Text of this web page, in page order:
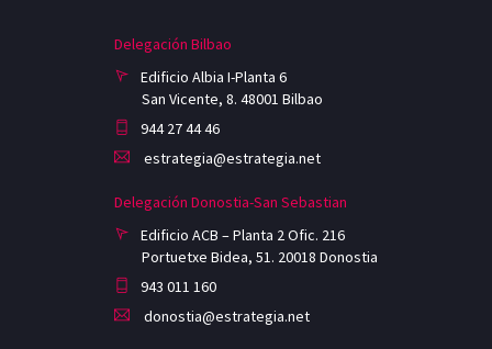
Delegación Bilbao
Edificio Albia I-Planta 6
San Vicente, 8. 48001 Bilbao
944 27 44 46
estrategia@estrategia.net
Delegación Donostia-San Sebastian
Edificio ACB – Planta 2 Ofic. 216
Portuetxe Bidea, 51. 20018 Donostia
943 011 160
donostia@estrategia.net